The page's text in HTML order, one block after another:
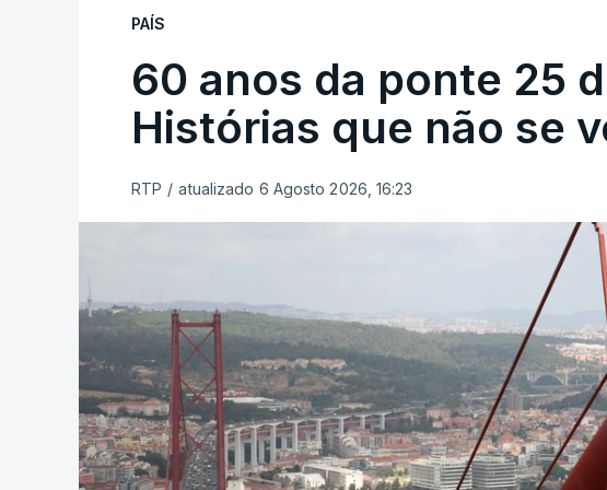
PAÍS
60 anos da ponte 25
Histórias que não se
RTP / atualizado 6 Agosto 2026, 16:23